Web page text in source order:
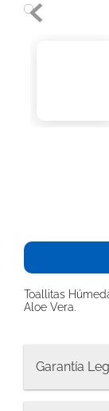
Toallitas
Aloe Vera.
Garantía
3.